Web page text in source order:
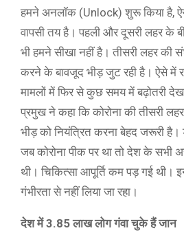
हमने अनलॉक (Unlock) शुरू किया है,
वापसी तय है। पहली और दूसरी लहर के
भी हमने सीखा नहीं है। तीसरी लहर की
करने के बावजूद भीड़ जुट रही है। ऐसे में
मामलों में फिर से कुछ समय में बढ़ोतरी
प्रमुख ने कहा कि कोरोना की तीसरी
भीड़ को नियंत्रित करना बेहद जरूरी है।
जब कोरोना पीक पर था तो देश के सभी
थी। चिकित्सा आपूर्ति कम पड़ गई थी।
गंभीरता से नहीं लिया जा रहा।
देश में 3.85 लाख लोग गंवा चुके हैं जान